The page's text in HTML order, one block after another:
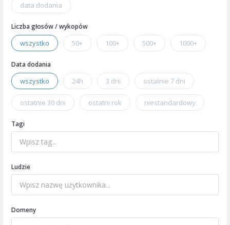
data dodania
Liczba głosów / wykopów
wszystko 50+ 100+ 500+ 1000+
Data dodania
wszystko 24h 3 dni ostatnie 7 dni
ostatnie 30 dni ostatni rok niestandardowy
Tagi
Ludzie
Domeny